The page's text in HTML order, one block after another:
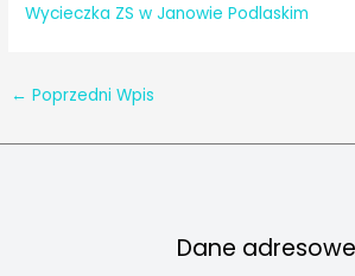
Wycieczka ZS w Janowie Podlaskim
← Poprzedni Wpis
Dane adresowe